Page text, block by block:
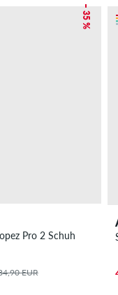
– 35 %
Pro 2 Schuh
EUR